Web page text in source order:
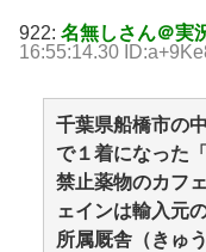
922: 名無しさん＠実
16:55:14.30
千葉県船橋市の
で１着になった
禁止薬物のカフ
ェインは輸入元
所属厩舎（きゅ